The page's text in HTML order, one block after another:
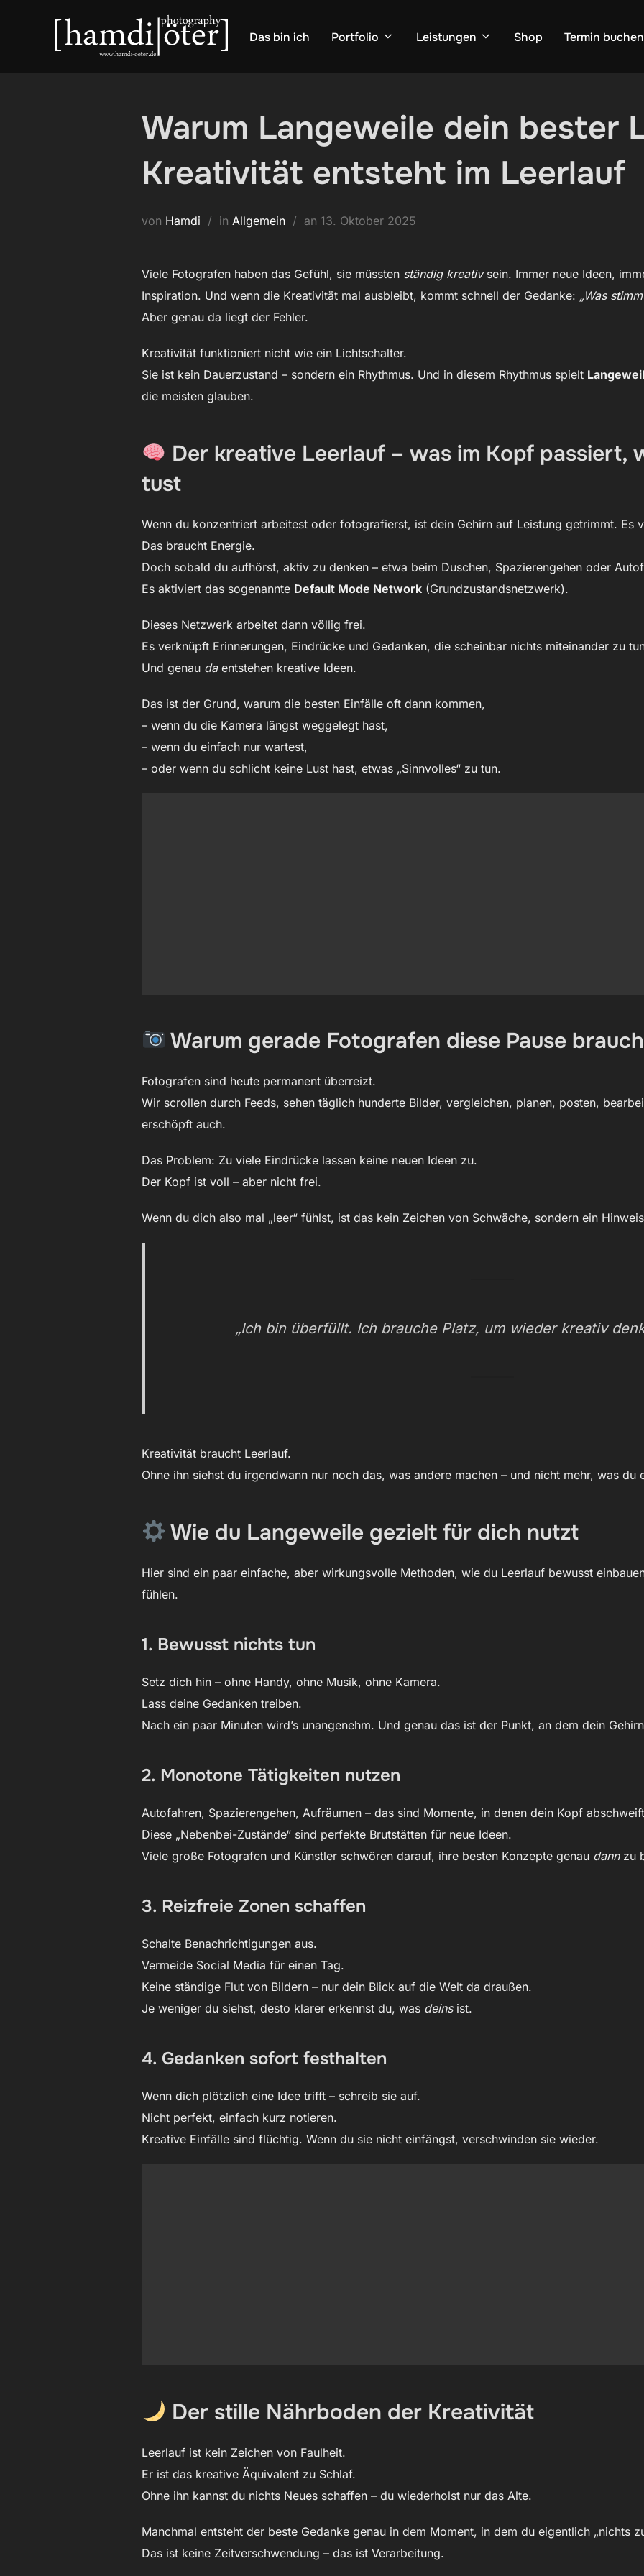
Das bin ich Portfolio Leistungen Shop Termin buchen
Warum Langeweile dein bester
Kreativität entsteht im Leerlauf
von Hamdi in Allgemein an Veröffentlicht
13. Oktober 2025
Viele Fotografen haben das Gefühl, sie müssten ständig kreativsein. Immer neue Ideen,
Inspiration. Und wenn die Kreativität mal ausbleibt, kommt schnell der Gedanke: „Was
Aber genau da liegt der Fehler.
Kreativität funktioniert nicht wie ein Lichtschalter.
Sie ist kein Dauerzustand – sondern ein Rhythmus. Und in diesem Rhythmus spielt
die meisten glauben.
Der kreative Leerlauf – was im Kopf passiert,
tust
Wenn du konzentriert arbeitest oder fotografierst, ist dein Gehirn auf Leistung getrimmt. Es
Das braucht Energie.
Doch sobald du aufhörst, aktiv zu denken – etwa beim Duschen, Spazierengehen oder
Es aktiviert das sogenannte Default Mode Network (Grundzustandsnetzwerk).
Dieses Netzwerk arbeitet dann völlig frei.
Es verknüpft Erinnerungen, Eindrücke und Gedanken, die scheinbar nichts miteinander zu
Und genau daentstehen kreative Ideen.
Das ist der Grund, warum die besten Einfälle oft dann kommen,
– wenn du die Kamera längst weggelegt hast,
– wenn du einfach nur wartest,
– oder wenn du schlicht keine Lust hast, etwas „Sinnvolles“ zu tun.
Warum gerade Fotografen diese Pause
Fotografen sind heute permanent überreizt.
Wir scrollen durch Feeds, sehen täglich hunderte Bilder, vergleichen, planen, posten,
erschöpft auch.
Das Problem: Zu viele Eindrücke lassen keine neuen Ideen zu.
Der Kopf ist voll – aber nicht frei.
Wenn du dich also mal „leer“ fühlst, ist das kein Zeichen von Schwäche, sondern ein
„Ich bin überfüllt. Ich brauche Platz, um wieder kreativ
Kreativität braucht Leerlauf.
Ohne ihn siehst du irgendwann nur noch das, was andere machen – und nicht mehr, was du
Wie du Langeweile gezielt für dich nutzt
Hier sind ein paar einfache, aber wirkungsvolle Methoden, wie du Leerlauf bewusst
fühlen.
1. Bewusst nichts tun
Setz dich hin – ohne Handy, ohne Musik, ohne Kamera.
Lass deine Gedanken treiben.
Nach ein paar Minuten wird’s unangenehm. Und genau das ist der Punkt, an dem dein
2. Monotone Tätigkeiten nutzen
Autofahren, Spazierengehen, Aufräumen – das sind Momente, in denen dein Kopf
Diese „Nebenbei-Zustände“ sind perfekte Brutstätten für neue Ideen.
Viele große Fotografen und Künstler schwören darauf, ihre besten Konzepte genau dannzu
3. Reizfreie Zonen schaffen
Schalte Benachrichtigungen aus.
Vermeide Social Media für einen Tag.
Keine ständige Flut von Bildern – nur dein Blick auf die Welt da draußen.
Je weniger du siehst, desto klarer erkennst du, was deinsist.
4. Gedanken sofort festhalten
Wenn dich plötzlich eine Idee trifft – schreib sie auf.
Nicht perfekt, einfach kurz notieren.
Kreative Einfälle sind flüchtig. Wenn du sie nicht einfängst, verschwinden sie wieder.
Der stille Nährboden der Kreativität
Leerlauf ist kein Zeichen von Faulheit.
Er ist das kreative Äquivalent zu Schlaf.
Ohne ihn kannst du nichts Neues schaffen – du wiederholst nur das Alte.
Manchmal entsteht der beste Gedanke genau in dem Moment, in dem du eigentlich „nichts
Das ist keine Zeitverschwendung – das ist Verarbeitung.